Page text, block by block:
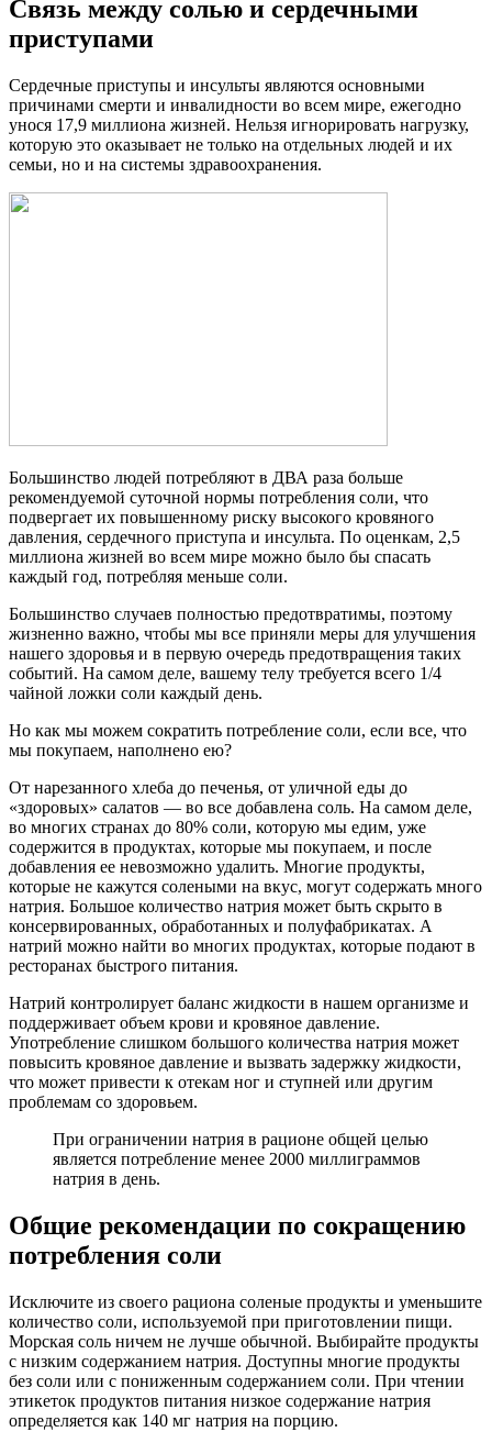
Связь между солью и сердечными
приступами
Сердечные приступы и инсульты являются основными
причинами смерти и инвалидности во всем мире, ежегодно
унося 17,9 миллиона жизней. Нельзя игнорировать нагрузку,
которую это оказывает не только на отдельных людей и их
семьи, но и на системы здравоохранения.
Большинство людей потребляют в ДВА раза больше
рекомендуемой суточной нормы потребления соли, что
подвергает их повышенному риску высокого кровяного
давления, сердечного приступа и инсульта. По оценкам, 2,5
миллиона жизней во всем мире можно было бы спасать
каждый год, потребляя меньше соли.
Большинство случаев полностью предотвратимы, поэтому
жизненно важно, чтобы мы все приняли меры для улучшения
нашего здоровья и в первую очередь предотвращения таких
событий. На самом деле, вашему телу требуется всего 1/4
чайной ложки соли каждый день.
Но как мы можем сократить потребление соли, если все, что
мы покупаем, наполнено ею?
От нарезанного хлеба до печенья, от уличной еды до
«здоровых» салатов — во все добавлена соль. На самом деле,
во многих странах до 80% соли, которую мы едим, уже
содержится в продуктах, которые мы покупаем, и после
добавления ее невозможно удалить. Многие продукты,
которые не кажутся солеными на вкус, могут содержать много
натрия. Большое количество натрия может быть скрыто в
консервированных, обработанных и полуфабрикатах. А
натрий можно найти во многих продуктах, которые подают в
ресторанах быстрого питания.
Натрий контролирует баланс жидкости в нашем организме и
поддерживает объем крови и кровяное давление.
Употребление слишком большого количества натрия может
повысить кровяное давление и вызвать задержку жидкости,
что может привести к отекам ног и ступней или другим
проблемам со здоровьем.
При ограничении натрия в рационе общей целью
является потребление менее 2000 миллиграммов
натрия в день.
Общие рекомендации по сокращению
потребления соли
Исключите из своего рациона соленые продукты и уменьшите
количество соли, используемой при приготовлении пищи.
Морская соль ничем не лучше обычной. Выбирайте продукты
с низким содержанием натрия. Доступны многие продукты
без соли или с пониженным содержанием соли. При чтении
этикеток продуктов питания низкое содержание натрия
определяется как 140 мг натрия на порцию.